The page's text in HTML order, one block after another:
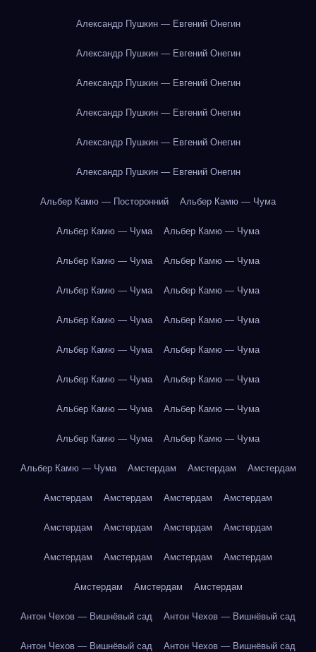
Александр Пушкин — Евгений Онегин
Александр Пушкин — Евгений Онегин
Александр Пушкин — Евгений Онегин
Александр Пушкин — Евгений Онегин
Александр Пушкин — Евгений Онегин
Александр Пушкин — Евгений Онегин
Альбер Камю — Посторонний Альбер Камю — Чума
Альбер Камю — Чума Альбер Камю — Чума
Альбер Камю — Чума Альбер Камю — Чума
Альбер Камю — Чума Альбер Камю — Чума
Альбер Камю — Чума Альбер Камю — Чума
Альбер Камю — Чума Альбер Камю — Чума
Альбер Камю — Чума Альбер Камю — Чума
Альбер Камю — Чума Альбер Камю — Чума
Альбер Камю — Чума Альбер Камю — Чума
Альбер Камю — Чума Амстердам Амстердам Амстердам
Амстердам Амстердам Амстердам Амстердам
Амстердам Амстердам Амстердам Амстердам
Амстердам Амстердам Амстердам Амстердам
Амстердам Амстердам Амстердам
Антон Чехов — Вишнёвый сад Антон Чехов — Вишнёвый сад
Антон Чехов — Вишнёвый сад Антон Чехов — Вишнёвый сад